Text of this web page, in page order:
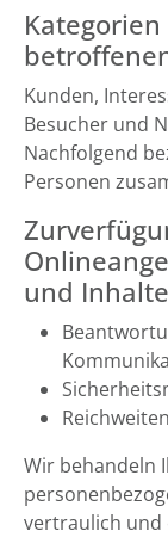
Kunden,
Besucher und
Nachfolgend
Personen
und
Wir behandeln
vertraulich und